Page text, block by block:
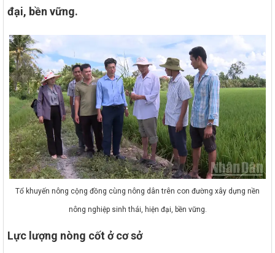
đại, bền vững.
Tổ khuyến nông cộng đồng cùng nông dân trên con đường xây dựng nền
nông nghiệp sinh thái, hiện đại, bền vững.
Lực lượng nòng cốt ở cơ sở